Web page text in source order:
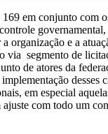
em conjunto com
organização e a
via segmento de
de atores da
desses
em especial
ajuste com todo um